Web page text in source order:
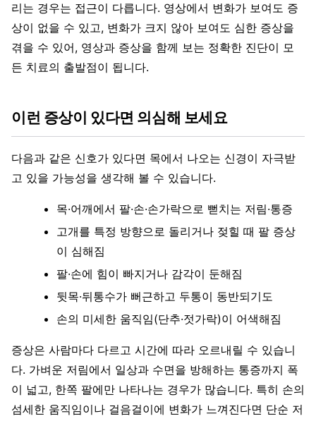
리는 경우는 접근이 다릅니다. 영상에서 변화가 보여도 증
상이 없을 수 있고, 변화가 크지 않아 보여도 심한 증상을
겪을 수 있어, 영상과 증상을 함께 보는 정확한 진단이 모
든 치료의 출발점이 됩니다.
이런 증상이 있다면 의심해 보세요
다음과 같은 신호가 있다면 목에서 나오는 신경이 자극받
고 있을 가능성을 생각해 볼 수 있습니다.
목·어깨에서 팔·손·손가락으로 뻗치는 저림·통증
고개를 특정 방향으로 돌리거나 젖힐 때 팔 증상
이 심해짐
팔·손에 힘이 빠지거나 감각이 둔해짐
뒷목·뒤통수가 뻐근하고 두통이 동반되기도
손의 미세한 움직임(단추·젓가락)이 어색해짐
증상은 사람마다 다르고 시간에 따라 오르내릴 수 있습니
다. 가벼운 저림에서 일상과 수면을 방해하는 통증까지 폭
이 넓고, 한쪽 팔에만 나타나는 경우가 많습니다. 특히 손의
섬세한 움직임이나 걸음걸이에 변화가 느껴진다면 단순 저